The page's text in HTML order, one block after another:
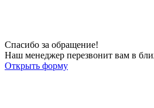
Спасибо за обращение!
Наш менеджер перезвонит вам в
Открыть форму